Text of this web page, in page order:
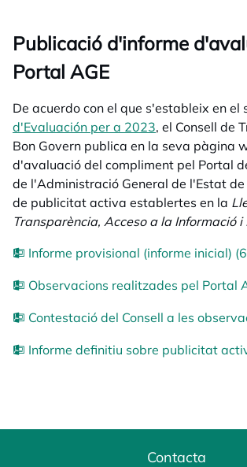
Publicació d'informe
Portal AGE
De acuerdo con el que s'estableix en el
d'Evaluación per a 2023, el Consell de
Bon Govern publica en la seva pàgina
d'avaluació del compliment pel Portal
de l'Administració General de l'Estat
de publicitat activa establertes en la
Transparència, Acceso a la Informació i
Informe provisional (informe inicial)
Observacions realitzades pel Portal
Contestació del Consell a les
Informe definitiu sobre publicitat
Contacta